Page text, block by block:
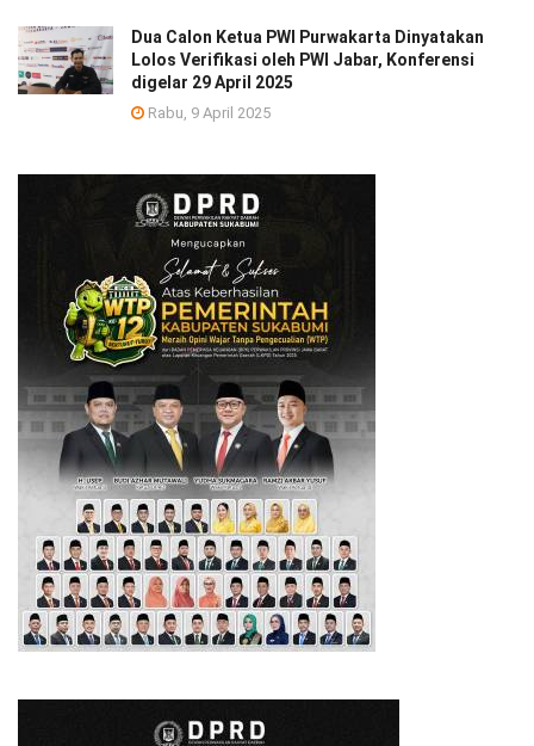
Dua Calon Ketua PWI Purwakarta Dinyatakan
Lolos Verifikasi oleh PWI Jabar, Konferensi
digelar 29 April 2025
Rabu, 9 April 2025